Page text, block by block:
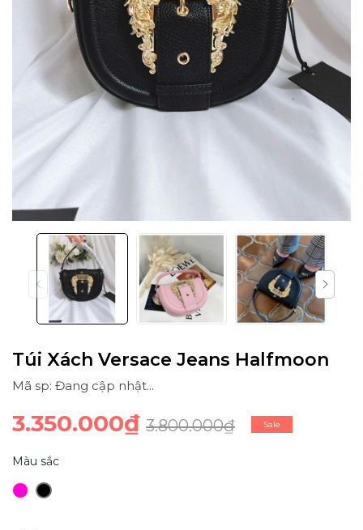
Túi Xách Versace Jeans Halfmoon
Mã sp: Đang cập nhật...
3.350.000₫ 3.800.000₫ Sale
Màu sắc